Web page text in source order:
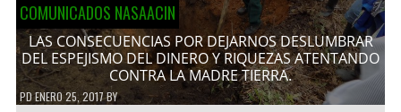
COMUNICADOS NASAACIN
LAS CONSECUENCIAS POR DEJARNOS DESLUMBRAR
DEL ESPEJISMO DEL DINERO Y RIQUEZAS ATENTANDO
CONTRA LA MADRE TIERRA.
PDENERO 25, 2017BY